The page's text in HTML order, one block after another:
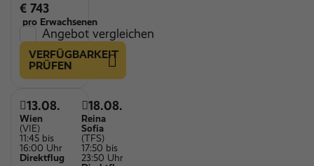
€ 743
pro Erwachsenen
Angebot vergleichen
VERFÜGBARKEIT
PRÜFEN
13.08.
Wien
(VIE)
11:45 bis
16:00 Uhr
Direktflug
18.08.
Reina
Sofia
(TFS)
17:50 bis
23:50 Uhr